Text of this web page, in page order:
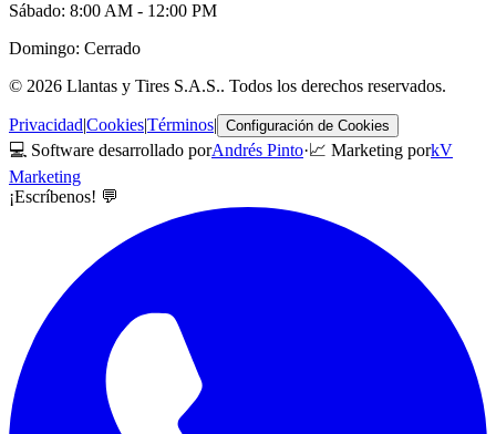
Sábado: 8:00 AM - 12:00 PM
Domingo: Cerrado
© 2026 Llantas y Tires S.A.S.. Todos los derechos reservados.
Privacidad|Cookies|Términos| Configuración de Cookies
💻 Software desarrollado porAndrés Pinto·📈 Marketing porkV
Marketing
¡Escríbenos! 💬